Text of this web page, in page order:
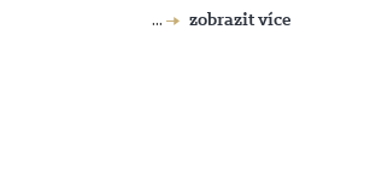
... zobrazit více